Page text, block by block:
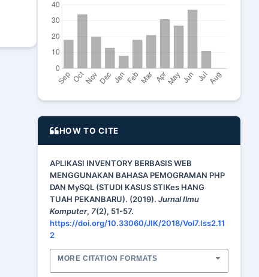
HOW TO CITE
APLIKASI INVENTORY BERBASIS WEB
MENGGUNAKAN BAHASA PEMOGRAMAN PHP
DAN MySQL (STUDI KASUS STIKes HANG
TUAH PEKANBARU). (2019). Jurnal Ilmu
Komputer, 7(2), 51-57.
https://doi.org/10.33060/JIK/2018/Vol7.Iss2.11
2
MORE CITATION FORMATS